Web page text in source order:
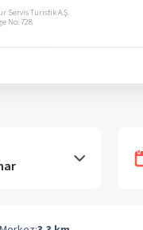
Servis Turistik A.Ş.
No: 728